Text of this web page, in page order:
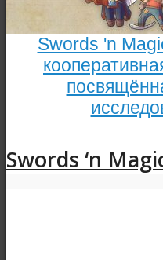
Swords 'n
Swords ‘n